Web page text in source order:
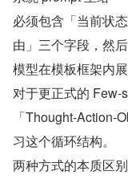
必须包含「当前状
由」三个字段，然
模型在模板框架内展
对于更正式的 Few-
「Thought-Action-
习这个循环结构。
两种方式的本质区